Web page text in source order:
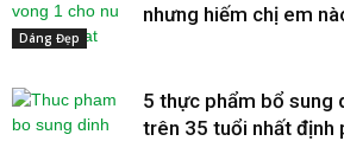
Dáng Đẹp
nhưng hiếm chị em
5 thực phẩm bổ sung
trên 35 tuổi nhất định